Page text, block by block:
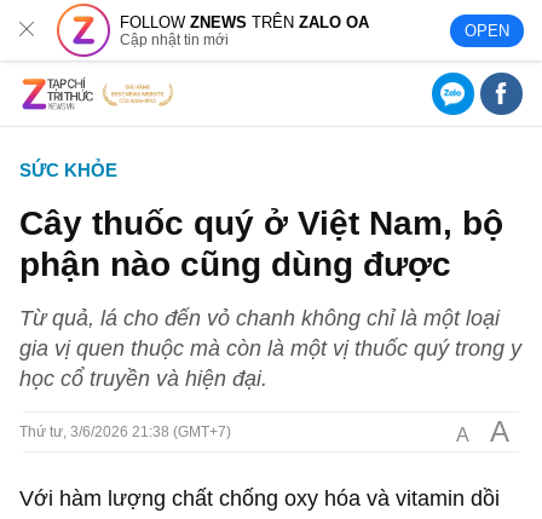
FOLLOWZNEWS TRÊNZALO OA
Cập nhật tin mới OPEN
SỨC KHỎE
Cây thuốc quý ở Việt Nam, bộ
phận nào cũng dùng được
Từ quả, lá cho đến vỏ chanh không chỉ là một loại
gia vị quen thuộc mà còn là một vị thuốc quý trong y
học cổ truyền và hiện đại.
Thứ tư, 3/6/2026 21:38 (GMT+7) A A
Với hàm lượng chất chống oxy hóa và vitamin dồi